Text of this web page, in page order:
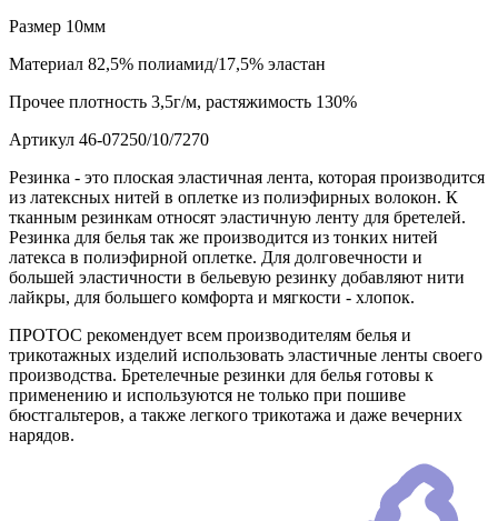
Размер 10мм
Материал 82,5% полиамид/17,5% эластан
Прочее плотность 3,5г/м, растяжимость 130%
Артикул 46-07250/10/7270
Резинка - это плоская эластичная лента, которая производится
из латексных нитей в оплетке из полиэфирных волокон. К
тканным резинкам относят эластичную ленту для бретелей.
Резинка для белья так же производится из тонких нитей
латекса в полиэфирной оплетке. Для долговечности и
большей эластичности в бельевую резинку добавляют нити
лайкры, для большего комфорта и мягкости - хлопок.
ПРОТОС рекомендует всем производителям белья и
трикотажных изделий использовать эластичные ленты своего
производства. Бретелечные резинки для белья готовы к
применению и используются не только при пошиве
бюстгальтеров, а также легкого трикотажа и даже вечерних
нарядов.